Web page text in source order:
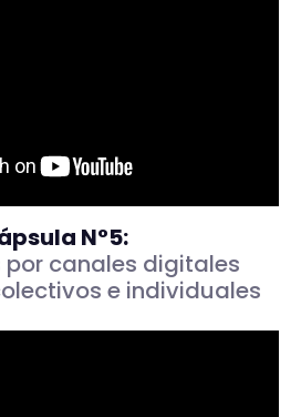
N°5:
por canales digitales
e individuales